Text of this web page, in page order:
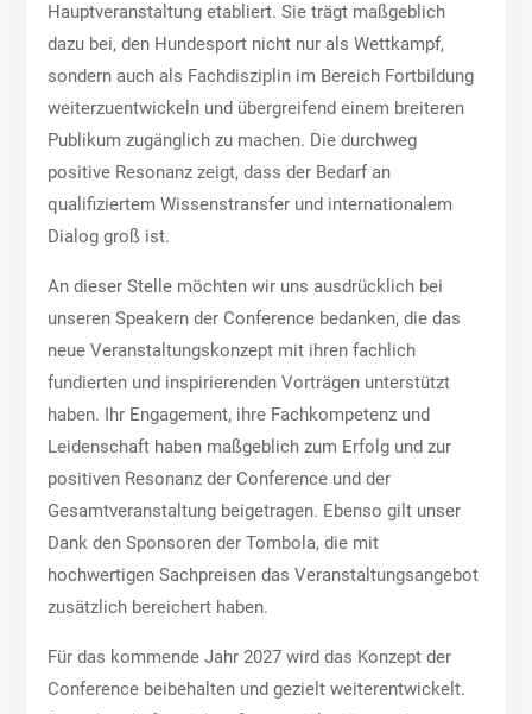
Hauptveranstaltung etabliert. Sie trägt maßgeblich
dazu bei, den Hundesport nicht nur als Wettkampf,
sondern auch als Fachdisziplin im Bereich Fortbildung
weiterzuentwickeln und übergreifend einem breiteren
Publikum zugänglich zu machen. Die durchweg
positive Resonanz zeigt, dass der Bedarf an
qualifiziertem Wissenstransfer und internationalem
Dialog groß ist.
An dieser Stelle möchten wir uns ausdrücklich bei
unseren Speakern der Conference bedanken, die das
neue Veranstaltungskonzept mit ihren fachlich
fundierten und inspirierenden Vorträgen unterstützt
haben. Ihr Engagement, ihre Fachkompetenz und
Leidenschaft haben maßgeblich zum Erfolg und zur
positiven Resonanz der Conference und der
Gesamtveranstaltung beigetragen. Ebenso gilt unser
Dank den Sponsoren der Tombola, die mit
hochwertigen Sachpreisen das Veranstaltungsangebot
zusätzlich bereichert haben.
Für das kommende Jahr 2027 wird das Konzept der
Conference beibehalten und gezielt weiterentwickelt.